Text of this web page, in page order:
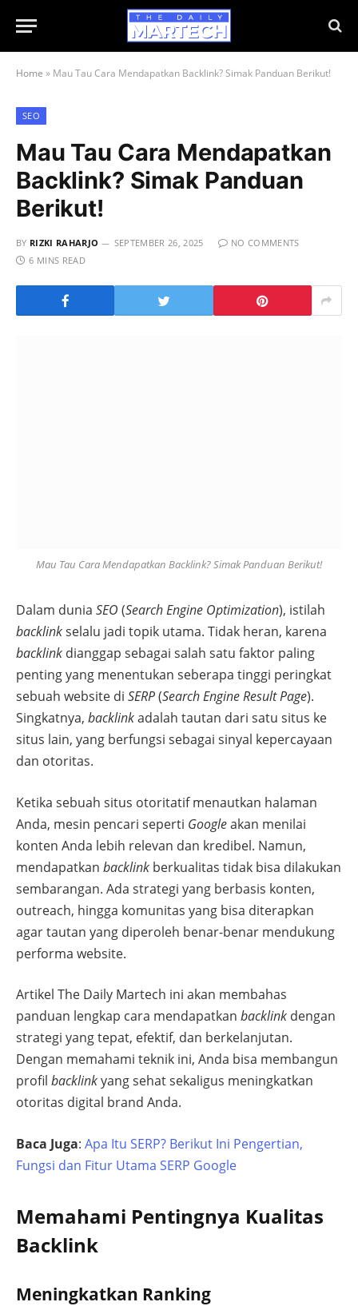
Home » Mau Tau Cara Mendapatkan Backlink? Simak Panduan Berikut!
SEO
Mau Tau Cara Mendapatkan
Backlink? Simak Panduan
Berikut!
BY RIZKI RAHARJO SEPTEMBER 26, 2025
NO COMMENTS
6 MINS READ
Mau Tau Cara Mendapatkan Backlink? Simak Panduan Berikut!
Dalam dunia SEO (Search Engine Optimization), istilah
backlinkselalu jadi topik utama. Tidak heran, karena
backlink dianggap sebagai salah satu faktor paling
penting yang menentukan seberapa tinggi peringkat
sebuah website di SERP(Search Engine Result Page).
Singkatnya, backlinkadalah tautan dari satu situs ke
situs lain, yang berfungsi sebagai sinyal kepercayaan
dan otoritas.
Ketika sebuah situs otoritatif menautkan halaman
Anda, mesin pencari seperti Googleakan menilai
konten Anda lebih relevan dan kredibel. Namun,
mendapatkan backlink berkualitas tidak bisa dilakukan
sembarangan. Ada strategi yang berbasis konten,
outreach, hingga komunitas yang bisa diterapkan
agar tautan yang diperoleh benar-benar mendukung
performa website.
Artikel The Daily Martech ini akan membahas
panduan lengkap cara mendapatkan backlink dengan
strategi yang tepat, efektif, dan berkelanjutan.
Dengan memahami teknik ini, Anda bisa membangun
profil backlinkyang sehat sekaligus meningkatkan
otoritas digital brand Anda.
Baca Juga: Apa Itu SERP? Berikut Ini Pengertian,
Fungsi dan Fitur Utama SERP Google
Memahami Pentingnya Kualitas
Backlink
Meningkatkan Ranking